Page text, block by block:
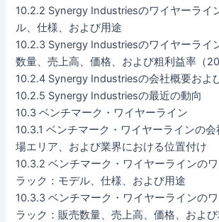
10.2.2 Synergy Industriesのワイヤーライ
ル、仕様、および用途
10.2.3 Synergy Industriesのワイヤーライ
数量、売上高、価格、および粗利益率（
10.2.4 Synergy Industriesの会社概要およ
10.2.5 Synergy Industriesの最近の動向
10.3 ベンチマーク・ワイヤーライン
10.3.1 ベンチマーク・ワイヤーラインの
場エリア、および業界における位置付け
10.3.2 ベンチマーク・ワイヤーラインの
ラック：モデル、仕様、および用途
10.3.3 ベンチマーク・ワイヤーラインの
ラック：販売数量、売上高、価格、およ